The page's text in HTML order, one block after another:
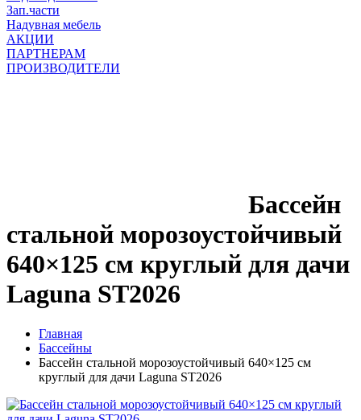
Зап.части
Надувная мебель
АКЦИИ
ПАРТНЕРАМ
ПРОИЗВОДИТЕЛИ
Бассейн
стальной морозоустойчивый
640×125 см круглый для дачи
Laguna ST2026
Главная
Бассейны
Бассейн стальной морозоустойчивый 640×125 см
круглый для дачи Laguna ST2026